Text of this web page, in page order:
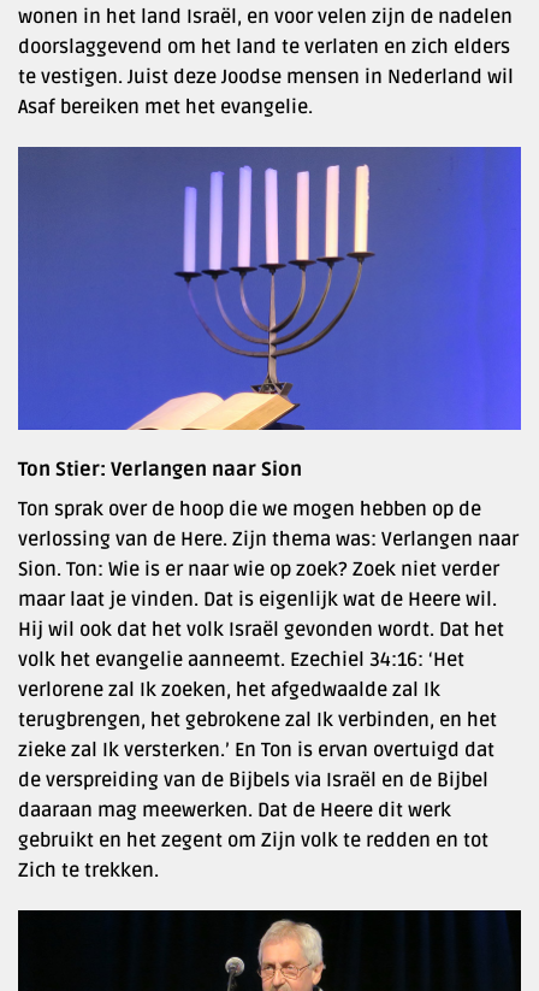
wonen in het land Israël, en voor velen zijn de nadelen
doorslaggevend om het land te verlaten en zich elders
te vestigen. Juist deze Joodse mensen in Nederland wil
Asaf bereiken met het evangelie.
Ton Stier: Verlangen naar Sion
Ton sprak over de hoop die we mogen hebben op de
verlossing van de Here. Zijn thema was: Verlangen naar
Sion. Ton: Wie is er naar wie op zoek? Zoek niet verder
maar laat je vinden. Dat is eigenlijk wat de Heere wil.
Hij wil ook dat het volk Israël gevonden wordt. Dat het
volk het evangelie aanneemt. Ezechiel 34:16: ‘Het
verlorene zal Ik zoeken, het afgedwaalde zal Ik
terugbrengen, het gebrokene zal Ik verbinden, en het
zieke zal Ik versterken.’ En Ton is ervan overtuigd dat
de verspreiding van de Bijbels via Israël en de Bijbel
daaraan mag meewerken. Dat de Heere dit werk
gebruikt en het zegent om Zijn volk te redden en tot
Zich te trekken.